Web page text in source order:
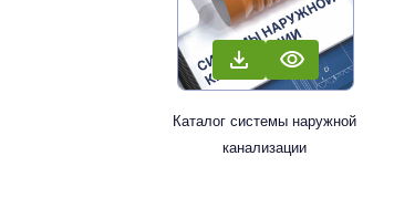
Каталог системы наружной
канализации